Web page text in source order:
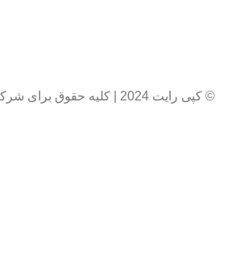
© کپی رایت 2024 | کلیه حقوق برای شرکت پایا سیل صنعت حامی محفوظ است ... طراحی وبسایت توسط زاویه 09196600661